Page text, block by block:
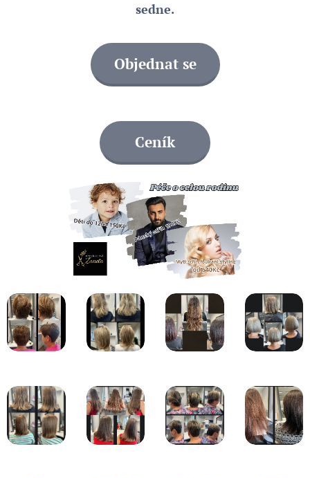
sedne.
Objednat se
Ceník